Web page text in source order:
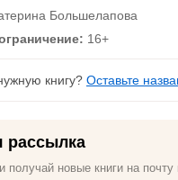
Большелапова
16+
книгу? Оставьте
рассылка
получай новые книги на